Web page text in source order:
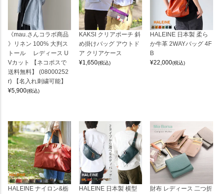
《mau.さんコラボ商品
》リネン 100% 大判ス
トール レディース U
Vカット 【ネコポスで
送料無料】 (08000252
r) 【名入れ刺繍可能】
¥5,900(税込)
KAKSI クリアポーチ 斜
め掛けバッグ アウトド
ア クリアケース
¥1,650(税込)
HALEINE 日本製 柔ら
か牛革 2WAYバッグ 4F
B
¥22,000(税込)
HALEINE ナイロン&栃
HALEINE 日本製 横型
財布 レディース 二つ折